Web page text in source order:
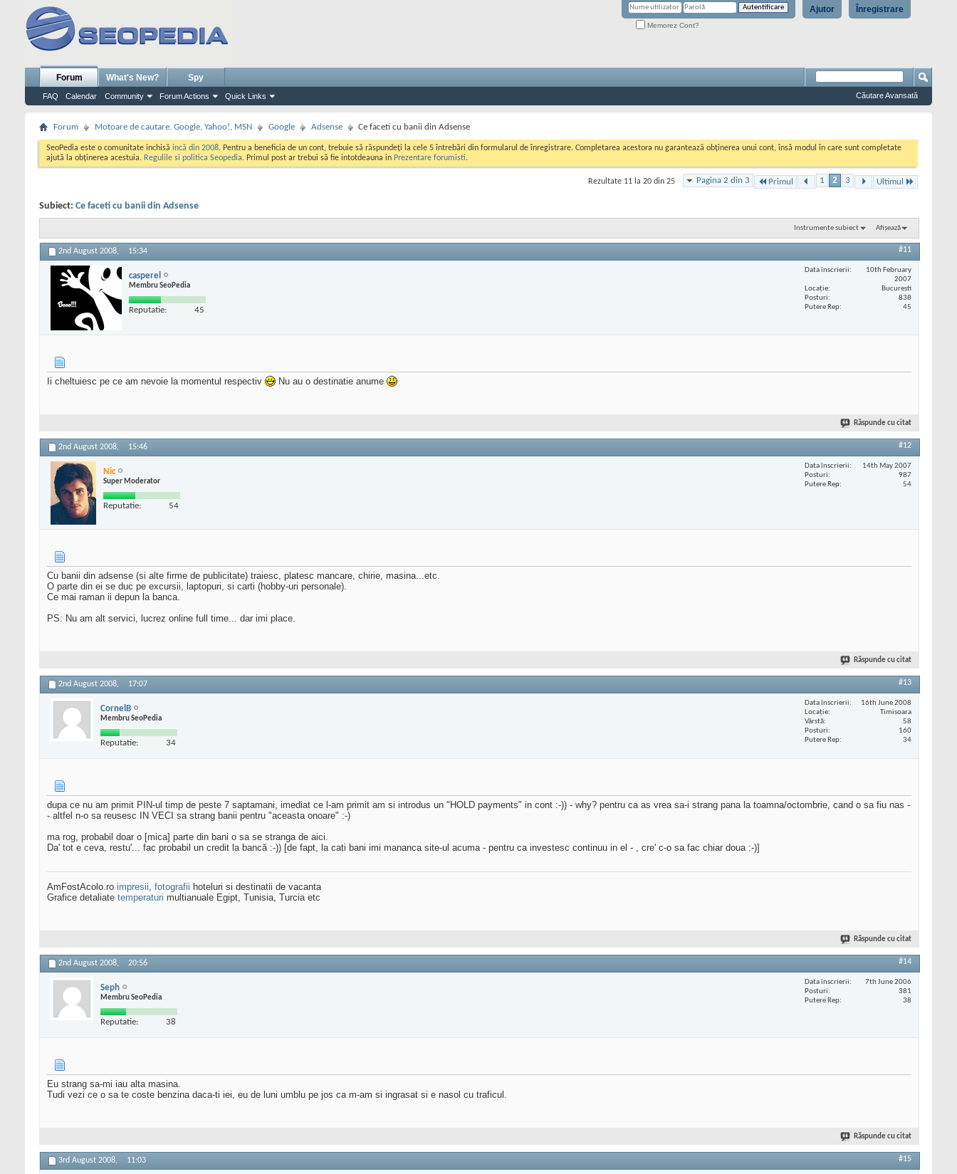
Înregistrare
Ajutor
Memorez Cont?
Forum
FAQ Calendar Community Forum Actions Quick Links
What's New? Spy
Căutare Avansată
Forum Motoare de cautare. Google, Yahoo!, MSN Google Adsense Ce faceti cu banii din Adsense
SeoPedia este o comunitate inchisă incă din 2008. Pentru a beneficia de un cont, trebuie să răspundeți la cele 5 întrebări din formularul de înregistrare. Completarea acestora nu garantează obținerea unui cont, însă modul în care sunt completate
ajută la obținerea acestuia. Regulile si politica Seopedia. Primul post ar trebui să fie intotdeauna in Prezentare forumisti.
Pagina 2 din 3 Primul 1 2 3 Ultimul
Rezultate 11 la 20 din 25
Subiect: Ce faceti cu banii din Adsense
Instrumente subiect Afișează
2nd August 2008, 15:34 #11
casperel
Membru SeoPedia
Reputatie: 45
Data înscrierii
10th February
2007
Locaţie
Bucuresti
Posturi
838
Putere Rep
45
Ii cheltuiesc pe ce am nevoie la momentul respectiv Nu au o destinatie anume
Răspunde cu citat
2nd August 2008, 15:46 #12
Nic
Super Moderator
Reputatie: 54
Data înscrierii
14th May 2007
Posturi
987
Putere Rep
54
Cu banii din adsense (si alte firme de publicitate) traiesc, platesc mancare, chirie, masina...etc.
O parte din ei se duc pe excursii, laptopuri, si carti (hobby-uri personale).
Ce mai raman ii depun la banca.
PS: Nu am alt servici, lucrez online full time... dar imi place.
Răspunde cu citat
2nd August 2008, 17:07 #13
CornelB
Membru SeoPedia
Reputatie: 34
Data înscrierii
16th June 2008
Locaţie
Timisoara
Vârstă
58
Posturi
160
Putere Rep
34
dupa ce nu am primit PIN-ul timp de peste 7 saptamani, imediat ce l-am primit am si introdus un "HOLD payments" in cont :-)) - why? pentru ca as vrea sa-i strang pana la toamna/octombrie, cand o sa fiu nas -
- altfel n-o sa reusesc IN VECI sa strang banii pentru "aceasta onoare" :-)
ma rog, probabil doar o [mica] parte din bani o sa se stranga de aici.
Da' tot e ceva, restu'... fac probabil un credit la bancă :-)) [de fapt, la cati bani imi mananca site-ul acuma - pentru ca investesc continuu in el - , cre' c-o sa fac chiar doua :-)]
AmFostAcolo.ro impresii, fotografii hoteluri si destinatii de vacanta
Grafice detaliate temperaturi multianuale Egipt, Tunisia, Turcia etc
Răspunde cu citat
2nd August 2008, 20:56 #14
Seph
Membru SeoPedia
Reputatie: 38
Data înscrierii
7th June 2006
Posturi
381
Putere Rep
38
Eu strang sa-mi iau alta masina.
Tudi vezi ce o sa te coste benzina daca-ti iei, eu de luni umblu pe jos ca m-am si ingrasat si e nasol cu traficul.
Răspunde cu citat
3rd August 2008, 11:03 #15